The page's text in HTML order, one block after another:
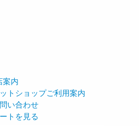
案内
トショップご利用案内
い合わせ
トを見る